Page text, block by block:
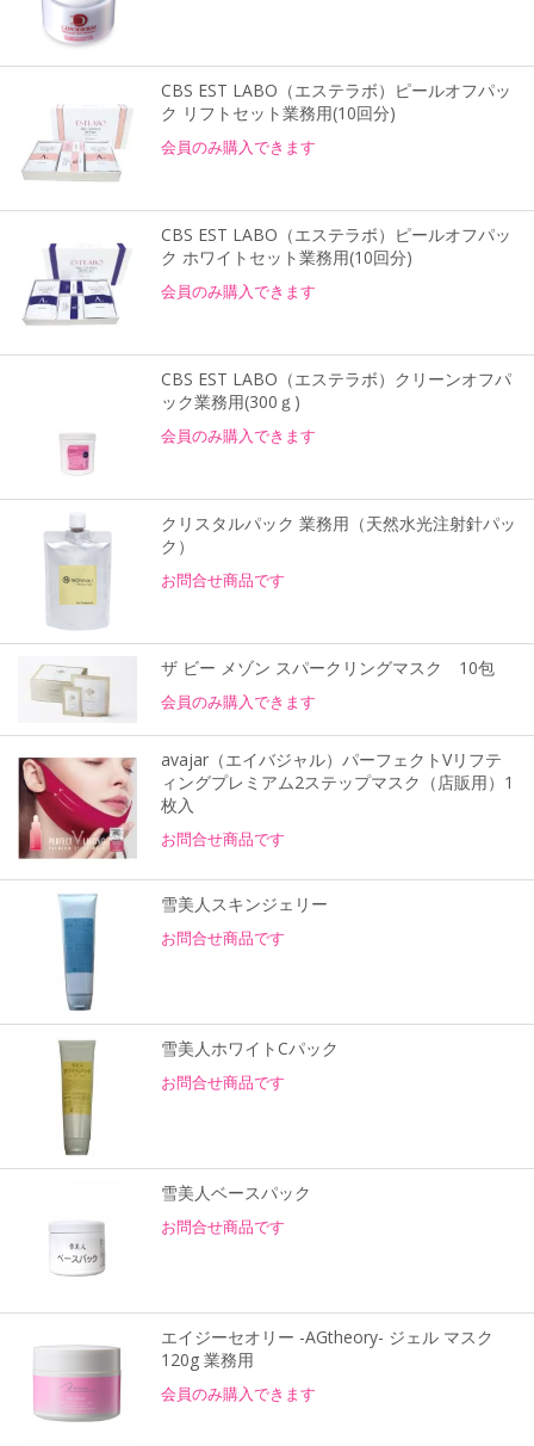
CBS EST LABO（エステラボ）ピールオフパッ
ク リフトセット業務用(10回分)
会員のみ購入できます
CBS EST LABO（エステラボ）ピールオフパッ
ク ホワイトセット業務用(10回分)
会員のみ購入できます
CBS EST LABO（エステラボ）クリーンオフパ
ック業務用(300ｇ)
会員のみ購入できます
クリスタルパック 業務用（天然水光注射針パッ
ク）
お問合せ商品です
ザ ビー メゾン スパークリングマスク 10包
会員のみ購入できます
avajar（エイバジャル）パーフェクトVリフテ
ィングプレミアム2ステップマスク（店販用）1
枚入
お問合せ商品です
雪美人スキンジェリー
お問合せ商品です
雪美人ホワイトCパック
お問合せ商品です
雪美人ベースパック
お問合せ商品です
エイジーセオリー -AGtheory- ジェル マスク
120g 業務用
会員のみ購入できます